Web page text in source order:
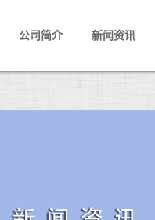
公司简介 新闻资讯